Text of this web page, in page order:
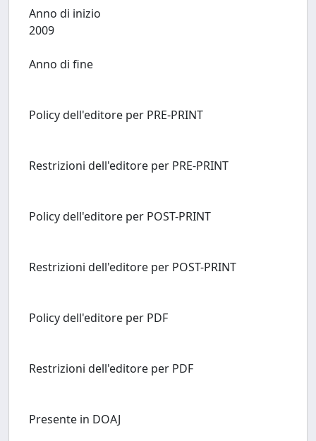
Anno di inizio
Anno di fine
Policy dell'editore per PRE-PRINT
Restrizioni dell'editore per PRE-PRINT
Policy dell'editore per POST-PRINT
Restrizioni dell'editore per POST-PRINT
Policy dell'editore per PDF
Restrizioni dell'editore per PDF
Presente in DOAJ